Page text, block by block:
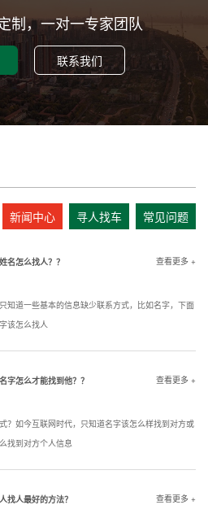
制，一对一专家团队
联系我们
新闻中心 寻人找车 常见问题
名怎么找人？？ 查看更多 +
知道一些基本的信息缺少联系方式，比如名字，下面
该怎么找人
字怎么才能找到他？？ 查看更多 +
？如今互联网时代，只知道名字该怎么样找到对方或
找到对方个人信息
找人最好的方法？ 查看更多 +